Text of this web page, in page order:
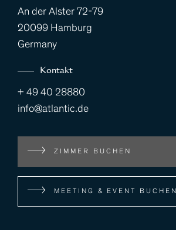
An der Alster 72-79
20099 Hamburg
Germany
Kontakt
+ 49 40 28880
info@atlantic.de
ZIMMER BUCHEN
MEETING & EVENT BUCHEN